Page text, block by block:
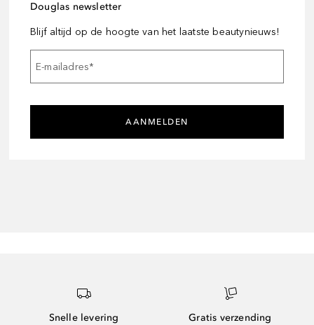
Douglas newsletter
Blijf altijd op de hoogte van het laatste beautynieuws!
E-mailadres*
AANMELDEN
Snelle levering
Gratis verzending